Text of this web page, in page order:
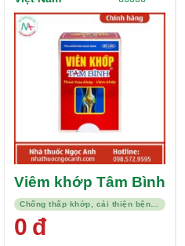
Chống thấp khớp, cải thiện bệnh trạng
Viêm khớp Tâm Bình
Được xếp
hạng5.00
sao
0 đ